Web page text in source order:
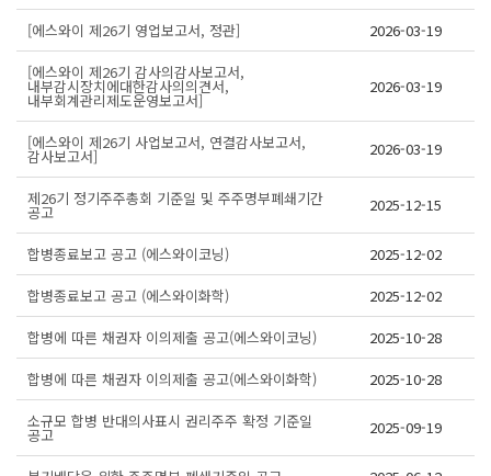
[에스와이 제26기 영업보고서, 정관]
2026-03-19
[에스와이 제26기 감사의감사보고서,
내부감시장치에대한감사의의견서,
내부회계관리제도운영보고서]
2026-03-19
[에스와이 제26기 사업보고서, 연결감사보고서,
감사보고서] 2026-03-19
제26기 정기주주총회 기준일 및 주주명부폐쇄기간
공고 2025-12-15
합병종료보고 공고 (에스와이코닝)
2025-12-02
합병종료보고 공고 (에스와이화학)
2025-12-02
합병에 따른 채권자 이의제출 공고(에스와이코닝)
2025-10-28
합병에 따른 채권자 이의제출 공고(에스와이화학)
2025-10-28
소규모 합병 반대의사표시 권리주주 확정 기준일
공고 2025-09-19